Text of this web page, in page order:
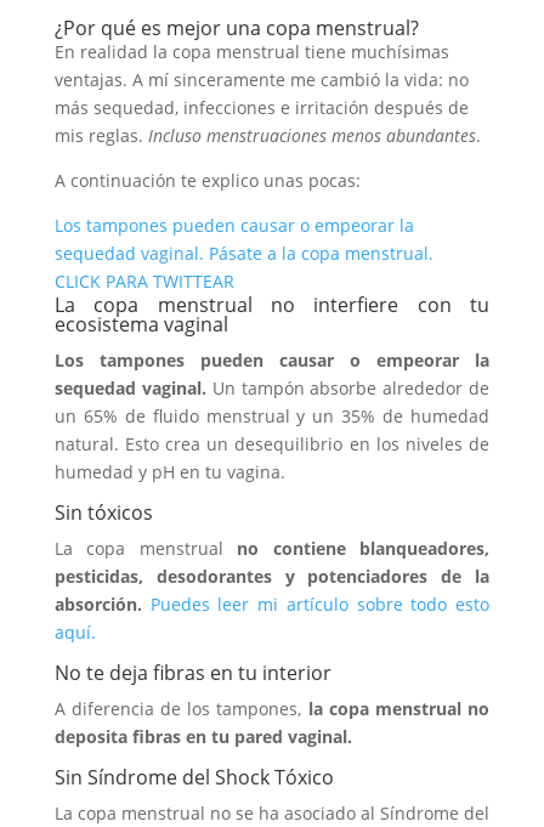
¿Por qué es mejor una copa menstrual?
En realidad la copa menstrual tiene muchísimas
ventajas. A mí sinceramente me cambió la vida: no
más sequedad, infecciones e irritación después de
mis reglas. Incluso menstruaciones menos abundantes.
A continuación te explico unas pocas:
Los tampones pueden causar o empeorar la
sequedad vaginal. Pásate a la copa menstrual.
CLICK PARA TWITTEAR
La copa menstrual no interfiere con tu
ecosistema vaginal
Los tampones pueden causar o empeorar la
sequedad vaginal. Un tampón absorbe alrededor de
un 65% de fluido menstrual y un 35% de humedad
natural. Esto crea un desequilibrio en los niveles de
humedad y pH en tu vagina.
Sin tóxicos
La copa menstrual no contiene blanqueadores,
pesticidas, desodorantes y potenciadores de la
absorción. Puedes leer mi artículo sobre todo esto
aquí.
No te deja fibras en tu interior
A diferencia de los tampones, la copa menstrual no
deposita fibras en tu pared vaginal.
Sin Síndrome del Shock Tóxico
La copa menstrual no se ha asociado al Síndrome del